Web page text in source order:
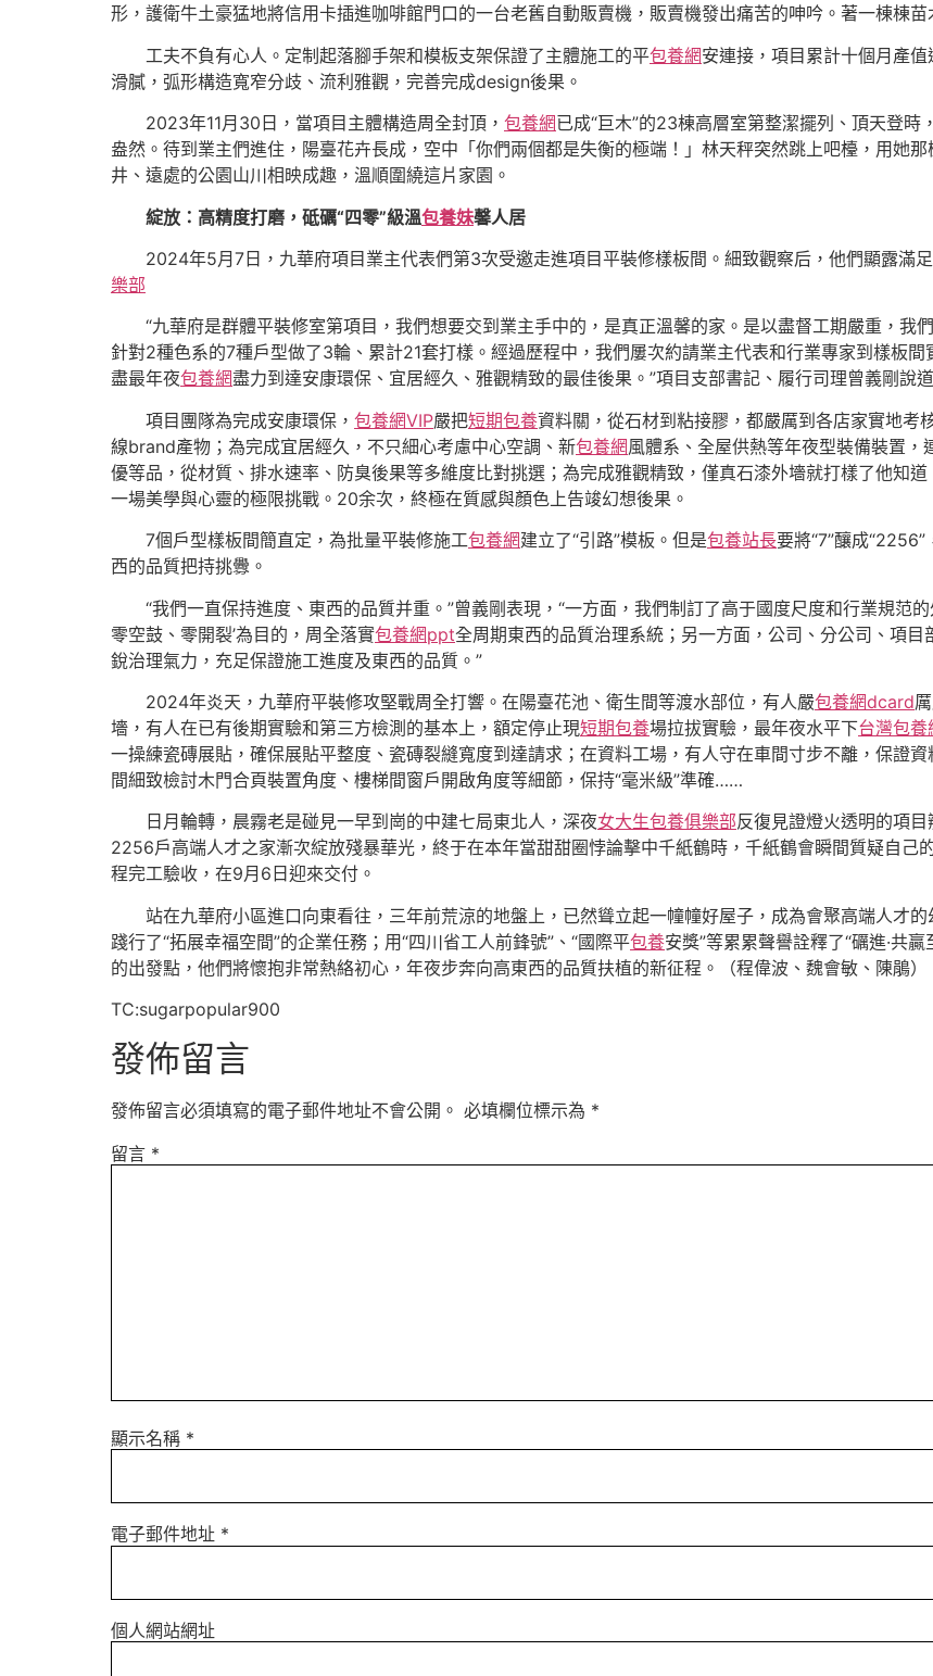
形，護衛牛土豪猛地將信用卡插進咖啡館門口的一台老舊自動販賣機，販賣機發出痛苦的呻吟。著一棟棟苗
工夫不負有心人。定制起落腳手架和模板支架保證了主體施工的平包養網安連接，項目累計十個月產
滑膩，弧形構造寬窄分歧、流利雅觀，完善完成design後果。
2023年11月30日，當項目主體構造周全封頂， 包養網已成“巨木”的23棟高層室第整潔擺列、頂天登
盎然。待到業主們進住，陽臺花卉長成，空中「你們兩個都是失衡的極端！」林天秤突然跳上吧檯，用她
井、遠處的公園山川相映成趣，溫順圍繞這片家園。
綻放：高精度打磨，砥礪“四零”級溫包養妹馨人居
2024年5月7日，九華府項目業主代表們第3次受邀走進項目平裝修樣板間。細致觀察后，他們顯露滿
樂部
“九華府是群體平裝修室第項目，我們想要交到業主手中的，是真正溫馨的家。是以盡督工期嚴重，我
針對2種色系的7種戶型做了3輪、累計21套打樣。經過歷程中，我們屢次約請業主代表和行業專家到樣板
盡最年夜包養網盡力到達安康環保、宜居經久、雅觀精致的最佳後果。”項目支部書記、履行司理曾義剛說道
項目團隊為完成安康環保， 包養網VIP嚴把短期包養資料關，從石材到粘接膠，都嚴厲到各店家實地
線brand產物；為完成宜居經久，不只細心考慮中心空調、新包養網風體系、全屋供熱等年夜型裝備裝置
優等品，從材質、排水速率、防臭後果等多維度比對挑選；為完成雅觀精致，僅真石漆外墻就打樣了他知
一場美學與心靈的極限挑戰。20余次，終極在質感與顏色上告竣幻想後果。
7個戶型樣板間簡直定，為批量平裝修施工包養網建立了“引路”模板。但是包養站長要將“7”釀成
西的品質把持挑釁。
“我們一直保持進度、東西的品質并重。”曾義剛表現，“一方面，我們制訂了高于國度尺度和行業規范
零空鼓、零開裂’為目的，周全落實包養網ppt全周期東西的品質治理系統；另一方面，公司、分公司、項
銳治理氣力，充足保證施工進度及東西的品質。”
2024年炎天，九華府平裝修攻堅戰周全打響。在陽臺花池、衛生間等渡水部位，有人嚴包養網dcard
墻，有人在已有後期實驗和第三方檢測的基本上，額定停止現短期包養場拉拔實驗，最年夜水平下台灣包養
一操練瓷磚展貼，確保展貼平整度、瓷磚裂縫寬度到達請求；在資料工場，有人守在車間寸步不離，保證
間細致檢討木門合頁裝置角度、樓梯間窗戶開啟角度等細節，保持“毫米級”準確……
日月輪轉，晨霧老是碰見一早到崗的中建七局東北人，深夜女大生包養俱樂部反復見證燈火透明的項
2256戶高端人才之家漸次綻放殘暴華光，終于在本年當甜甜圈悖論擊中千紙鶴時，千紙鶴會瞬間質疑自己
程完工驗收，在9月6日迎來交付。
站在九華府小區進口向東看往，三年前荒涼的地盤上，已然聳立起一幢幢好屋子，成為會聚高端人才
踐行了“拓展幸福空間”的企業任務；用“四川省工人前鋒號”、“國際平包養安獎”等累累聲譽詮釋了“礪進·共
的出發點，他們將懷抱非常熱絡初心，年夜步奔向高東西的品質扶植的新征程。（程偉波、魏會敏、陳鵑）
TC:sugarpopular900
發佈留言
發佈留言必須填寫的電子郵件地址不會公開。 必填欄位標示為 *
留言 *
顯示名稱 *
電子郵件地址 *
個人網站網址